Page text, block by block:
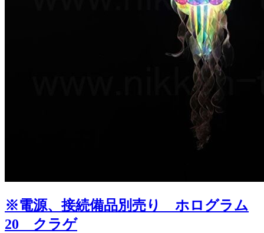
※電源、接続備品別売り ホログラム
20 クラゲ